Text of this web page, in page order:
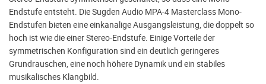
Endstufe entsteht. Die Sugden Audio MPA-4 Masterclass Mono-
Endstufen bieten eine einkanalige Ausgangsleistung, die doppelt so
hoch ist wie die einer Stereo-Endstufe. Einige Vorteile der
symmetrischen Konfiguration sind ein deutlich geringeres
Grundrauschen, eine noch höhere Dynamik und ein stabiles
musikalisches Klangbild.